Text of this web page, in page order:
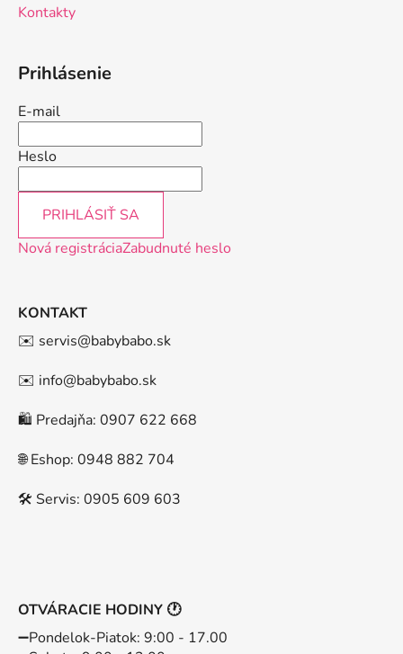
Kontakty
Prihlásenie
E-mail
Heslo
PRIHLÁSIŤ SA
Nová registráciaZabudnuté heslo
KONTAKT
✉️ servis@babybabo.sk
✉️ info@babybabo.sk
🛍️ Predajňa: 0907 622 668
🌐 Eshop: 0948 882 704
🛠️ Servis: 0905 609 603
OTVÁRACIE HODINY 🕐
➖️Pondelok-Piatok: 9:00 - 17.00